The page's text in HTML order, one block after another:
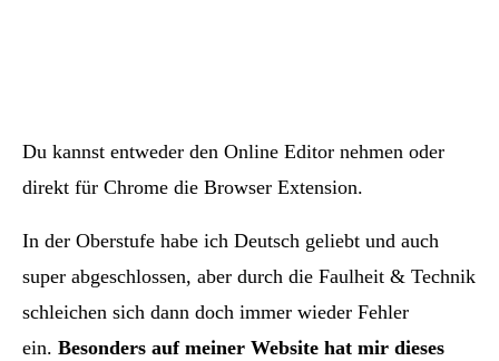
Du kannst entweder den Online Editor nehmen oder
direkt für Chrome die Browser Extension.
In der Oberstufe habe ich Deutsch geliebt und auch
super abgeschlossen, aber durch die Faulheit & Technik
schleichen sich dann doch immer wieder Fehler
ein. Besonders auf meiner Website hat mir dieses